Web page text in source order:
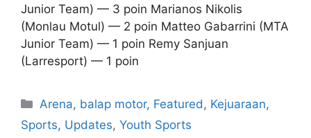
Junior Team) — 3 poin Marianos Nikolis
(Monlau Motul) — 2 poin Matteo Gabarrini (MTA
Junior Team) — 1 poin Remy Sanjuan
(Larresport) — 1 poin
Arena, balap motor, Featured, Kejuaraan,
Sports, Updates, Youth Sports